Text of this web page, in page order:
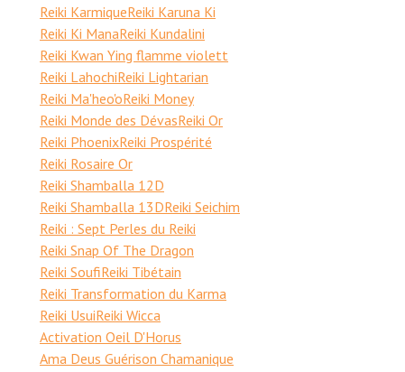
Reiki KarmiqueReiki Karuna Ki
Reiki Ki ManaReiki Kundalini
Reiki Kwan Ying flamme violett
Reiki LahochiReiki Lightarian
Reiki Ma'heo'oReiki Money
Reiki Monde des DévasReiki Or
Reiki PhoenixReiki Prospérité
Reiki Rosaire Or
Reiki Shamballa 12D
Reiki Shamballa 13DReiki Seichim
Reiki : Sept Perles du Reiki
Reiki Snap Of The Dragon
Reiki SoufiReiki Tibétain
Reiki Transformation du Karma
Reiki UsuiReiki Wicca
Activation Oeil D'Horus
Ama Deus Guérison Chamanique